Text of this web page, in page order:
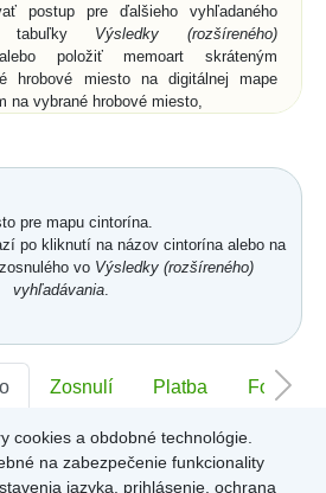
postup pre ďalšieho vyhľadaného
tabuľky Výsledky (rozšíreného)
položiť memoart skráteným
hrobové miesto na digitálnej mape
na vybrané hrobové miesto,
poleText spomienkyaOd koho,
alebo cez ikonu
pre mapu cintorína.
po kliknutí na názov cintorína alebo na
vo Výsledky (rozšíreného)
vyhľadávania.
Zosnulí Platba Foto
Číslo:-
cookies a obdobné technológie.
na zabezpečenie funkcionality
jazyka, prihlásenie, ochrana